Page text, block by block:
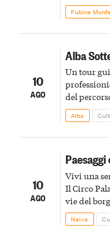
Fubine
10
AGO
Alba
Un tour
del
Alba
10
AGO
Vivi una
Il Circo
vie del
Winery
spumanti.
Neive